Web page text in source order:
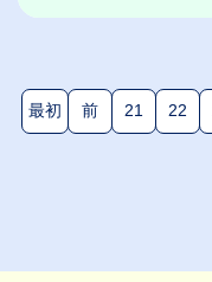
最初 前 21 22